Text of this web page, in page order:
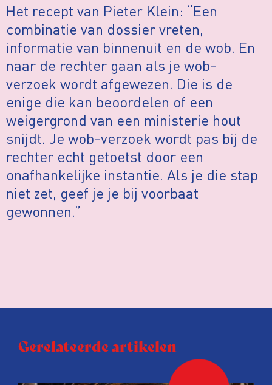
Het recept van Pieter Klein: “Een
combinatie van dossier vreten,
informatie van binnenuit en de wob. En
naar de rechter gaan als je wob-
verzoek wordt afgewezen. Die is de
enige die kan beoordelen of een
weigergrond van een ministerie hout
snijdt. Je wob-verzoek wordt pas bij de
rechter echt getoetst door een
onafhankelijke instantie. Als je die stap
niet zet, geef je je bij voorbaat
gewonnen.”
Gerelateerde artikelen